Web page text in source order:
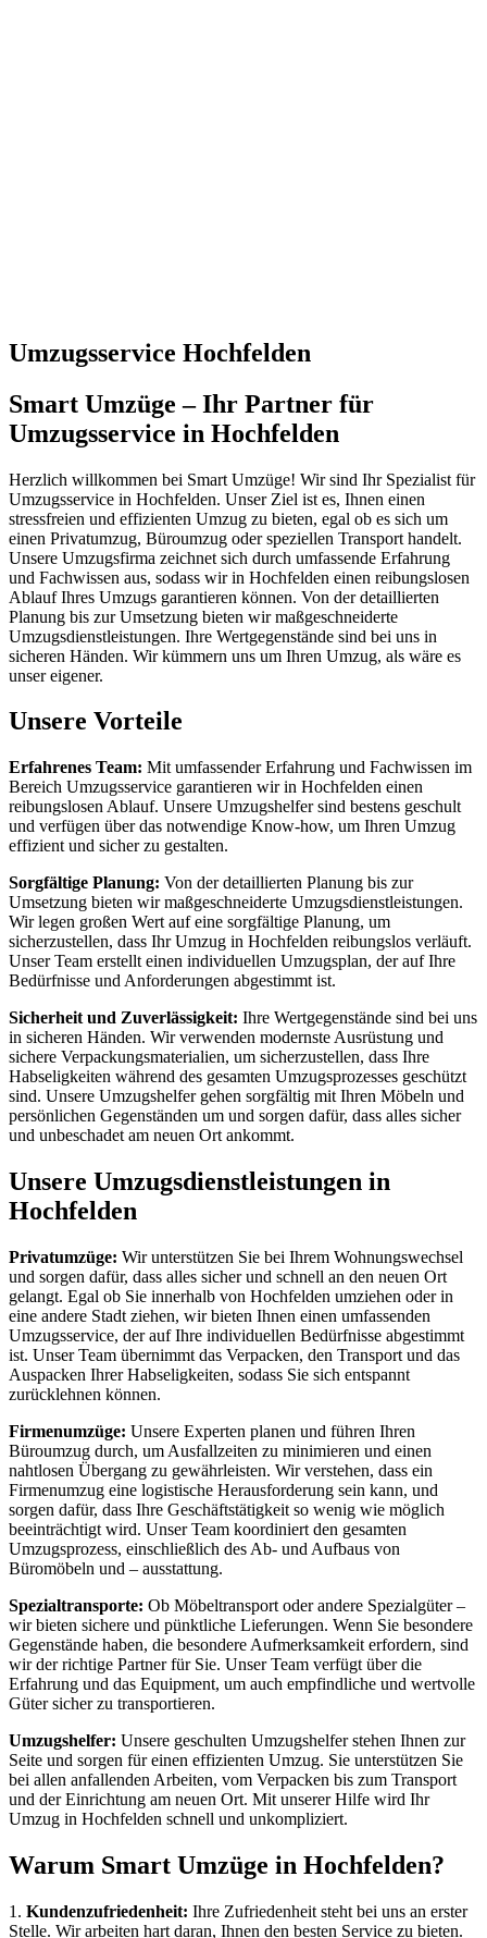
Umzugsservice Hochfelden
Smart Umzüge – Ihr Partner für
Umzugsservice in Hochfelden
Herzlich willkommen bei Smart Umzüge! Wir sind Ihr Spezialist für
Umzugsservice in Hochfelden. Unser Ziel ist es, Ihnen einen
stressfreien und effizienten Umzug zu bieten, egal ob es sich um
einen Privatumzug, Büroumzug oder speziellen Transport handelt.
Unsere Umzugsfirma zeichnet sich durch umfassende Erfahrung
und Fachwissen aus, sodass wir in Hochfelden einen reibungslosen
Ablauf Ihres Umzugs garantieren können. Von der detaillierten
Planung bis zur Umsetzung bieten wir maßgeschneiderte
Umzugsdienstleistungen. Ihre Wertgegenstände sind bei uns in
sicheren Händen. Wir kümmern uns um Ihren Umzug, als wäre es
unser eigener.
Unsere Vorteile
Erfahrenes Team: Mit umfassender Erfahrung und Fachwissen im
Bereich Umzugsservice garantieren wir in Hochfelden einen
reibungslosen Ablauf. Unsere Umzugshelfer sind bestens geschult
und verfügen über das notwendige Know-how, um Ihren Umzug
effizient und sicher zu gestalten.
Sorgfältige Planung: Von der detaillierten Planung bis zur
Umsetzung bieten wir maßgeschneiderte Umzugsdienstleistungen.
Wir legen großen Wert auf eine sorgfältige Planung, um
sicherzustellen, dass Ihr Umzug in Hochfelden reibungslos verläuft.
Unser Team erstellt einen individuellen Umzugsplan, der auf Ihre
Bedürfnisse und Anforderungen abgestimmt ist.
Sicherheit und Zuverlässigkeit: Ihre Wertgegenstände sind bei uns
in sicheren Händen. Wir verwenden modernste Ausrüstung und
sichere Verpackungsmaterialien, um sicherzustellen, dass Ihre
Habseligkeiten während des gesamten Umzugsprozesses geschützt
sind. Unsere Umzugshelfer gehen sorgfältig mit Ihren Möbeln und
persönlichen Gegenständen um und sorgen dafür, dass alles sicher
und unbeschadet am neuen Ort ankommt.
Unsere Umzugsdienstleistungen in
Hochfelden
Privatumzüge: Wir unterstützen Sie bei Ihrem Wohnungswechsel
und sorgen dafür, dass alles sicher und schnell an den neuen Ort
gelangt. Egal ob Sie innerhalb von Hochfelden umziehen oder in
eine andere Stadt ziehen, wir bieten Ihnen einen umfassenden
Umzugsservice, der auf Ihre individuellen Bedürfnisse abgestimmt
ist. Unser Team übernimmt das Verpacken, den Transport und das
Auspacken Ihrer Habseligkeiten, sodass Sie sich entspannt
zurücklehnen können.
Firmenumzüge: Unsere Experten planen und führen Ihren
Büroumzug durch, um Ausfallzeiten zu minimieren und einen
nahtlosen Übergang zu gewährleisten. Wir verstehen, dass ein
Firmenumzug eine logistische Herausforderung sein kann, und
sorgen dafür, dass Ihre Geschäftstätigkeit so wenig wie möglich
beeinträchtigt wird. Unser Team koordiniert den gesamten
Umzugsprozess, einschließlich des Ab- und Aufbaus von
Büromöbeln und – ausstattung.
Spezialtransporte: Ob Möbeltransport oder andere Spezialgüter –
wir bieten sichere und pünktliche Lieferungen. Wenn Sie besondere
Gegenstände haben, die besondere Aufmerksamkeit erfordern, sind
wir der richtige Partner für Sie. Unser Team verfügt über die
Erfahrung und das Equipment, um auch empfindliche und wertvolle
Güter sicher zu transportieren.
Umzugshelfer: Unsere geschulten Umzugshelfer stehen Ihnen zur
Seite und sorgen für einen effizienten Umzug. Sie unterstützen Sie
bei allen anfallenden Arbeiten, vom Verpacken bis zum Transport
und der Einrichtung am neuen Ort. Mit unserer Hilfe wird Ihr
Umzug in Hochfelden schnell und unkompliziert.
Warum Smart Umzüge in Hochfelden?
1. Kundenzufriedenheit: Ihre Zufriedenheit steht bei uns an erster
Stelle. Wir arbeiten hart daran, Ihnen den besten Service zu bieten.